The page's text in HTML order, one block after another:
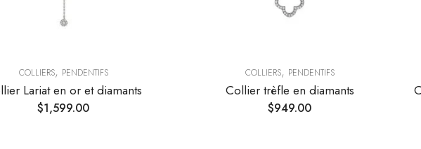
COLLIERS, PENDENTIFS
Lariat en or et diamants
$1,599.00
COLLIERS, PENDENTIFS
Collier trèfle en diamants
$949.00